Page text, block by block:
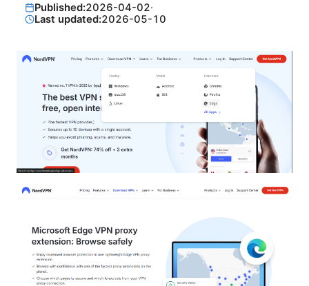
Published:2026-04-02·
Last updated:2026-05-10